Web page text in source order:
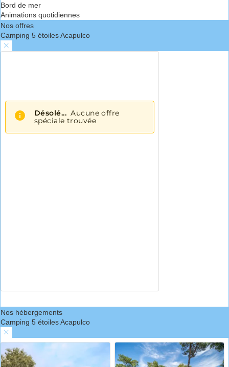
Bord de mer
Animations quotidiennes
Nos offres
Camping 5 étoiles Acapulco
Nos hébergements
Camping 5 étoiles Acapulco